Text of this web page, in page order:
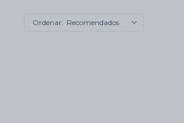
Recomendados